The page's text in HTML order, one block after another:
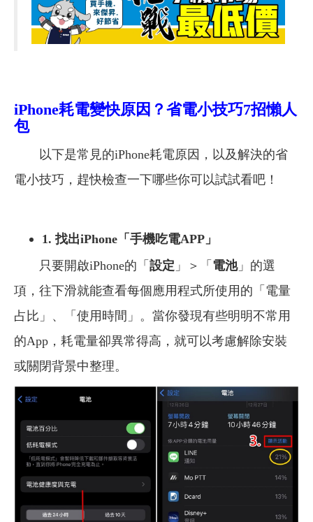
iPhone耗電變快原因？省電小技巧7招懶人
包
以下是常見的iPhone耗電原因，以及解決的省
電小技巧，趕快檢查一下哪些你可以試試看吧！
1. 找出iPhone「手機吃電APP」
只要開啟iPhone的「 設定 」＞「 電池」的選
項，往下滑就能查看每個應用程式所使用的「電量
占比」、「使用時間」。當你發現有些明明不常用
的App，耗電量卻異常得高，就可以考慮解除安裝
或關閉背景中整理。